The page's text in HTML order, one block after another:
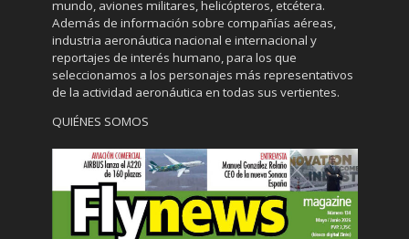
mundo, aviones militares, helicópteros, etcétera.
Además de información sobre compañías aéreas,
industria aeronáutica nacional e internacional y
reportajes de interés humano, para los que
seleccionamos a los personajes más representativos
de la actividad aeronáutica en todas sus vertientes.
QUIÉNES SOMOS